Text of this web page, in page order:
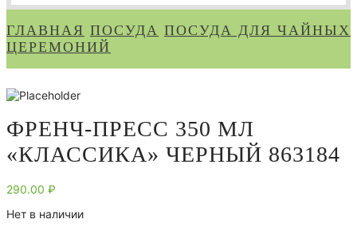
ГЛАВНАЯ ПОСУДА ПОСУДА ДЛЯ ЧАЙНЫХ
ЦЕРЕМОНИЙ
ФРЕНЧ-ПРЕСС 350 МЛ
«КЛАССИКА» ЧЕРНЫЙ 863184
290.00 ₽
Нет в наличии